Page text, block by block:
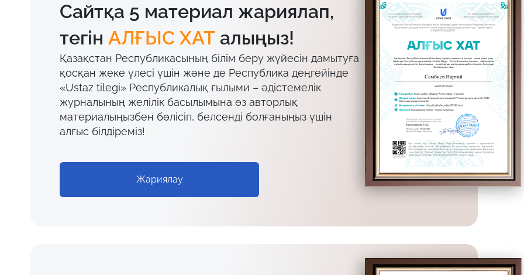
Сайтқа 5 материал жариялап,
тегін АЛҒЫС ХАТ алыңыз!
Қазақстан Республикасының білім беру жүйесін дамытуға
қосқан жеке үлесі үшін және де Республика деңгейінде
«Ustaz tilegi» Республикалық ғылыми – әдістемелік
журналының желілік басылымына өз авторлық
материалыңызбен бөлісіп, белсенді болғаныңыз үшін
алғыс білдіреміз!
Жариялау